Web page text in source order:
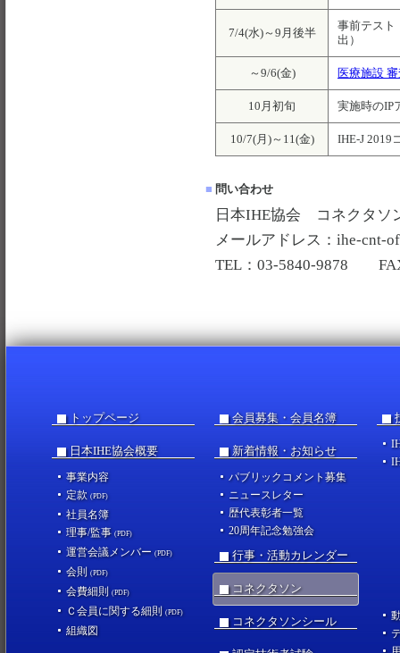
7/4(水)～9月後半
事前テスト
出）
～9/6(金) 医療施設
10月初旬 実施時のIP
10/7(月)～11(金) IHE-J 2019
■ 問い合わせ
日本IHE協会 コネクタソ
メールアドレス： ihe-cnt-
TEL：03-5840-9878
トップページ
日本IHE協会概要
事業内容
定款 (PDF)
社員名簿
理事/監事 (PDF)
運営会議メンバー (PDF)
会則 (PDF)
会費細則 (PDF)
Ｃ会員に関する細則 (PDF)
組織図
会員募集・会員名簿
新着情報・お知らせ
パブリックコメント募集
ニュースレター
歴代表彰者一覧
20周年記念勉強会
行事・活動カレンダー
コネクタソン
コネクタソンシール